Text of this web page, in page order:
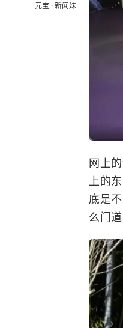
元宝 · 新闻妹
网上
上的
底是
么门道